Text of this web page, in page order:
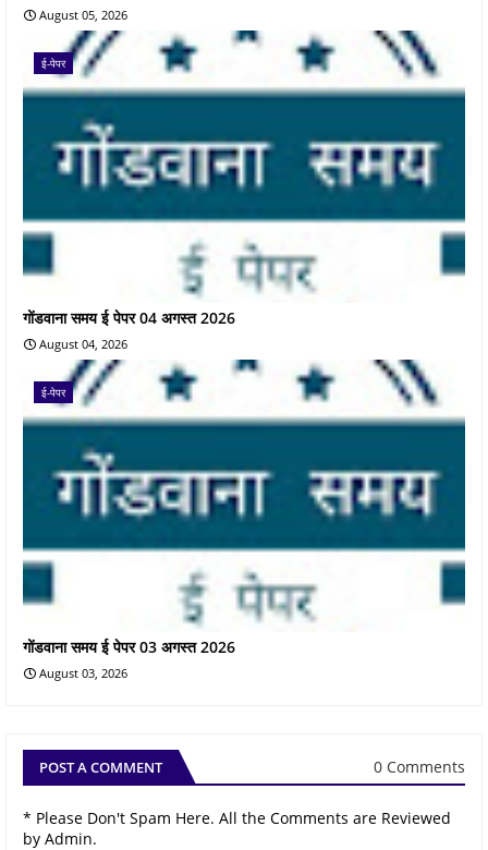
August 05, 2026
ई-पेपर
गोंडवाना समय ई पेपर 04 अगस्त 2026
August 04, 2026
ई-पेपर
गोंडवाना समय ई पेपर 03 अगस्त 2026
August 03, 2026
POST A COMMENT 0 Comments
* Please Don't Spam Here. All the Comments are Reviewed
by Admin.